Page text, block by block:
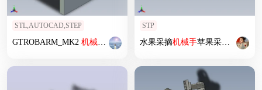
STL,AUTOCAD,STEP
GTROBARM_MK2 机械手 机械
STP
水果采摘机械手苹果采摘机械 臂